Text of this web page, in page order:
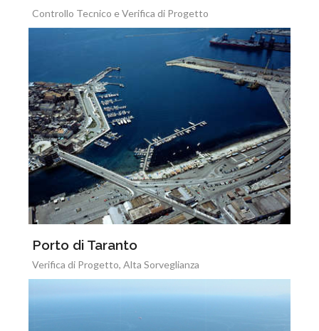
Controllo Tecnico e Verifica di Progetto
Porto di Taranto
Verifica di Progetto, Alta Sorveglianza